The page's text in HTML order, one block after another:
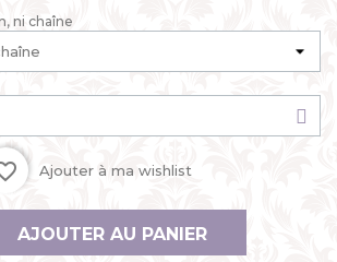
ni chaîne
Ajouter à ma wishlist
AJOUTER AU PANIER